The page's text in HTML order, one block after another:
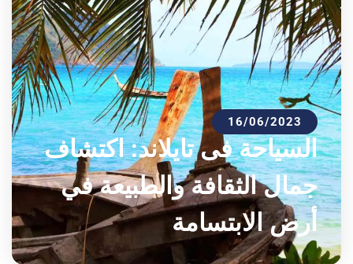
16/06/2023
السياحة فى تايلاند: اكتشاف
جمال الثقافة والطبيعة في
أرض الابتسامة